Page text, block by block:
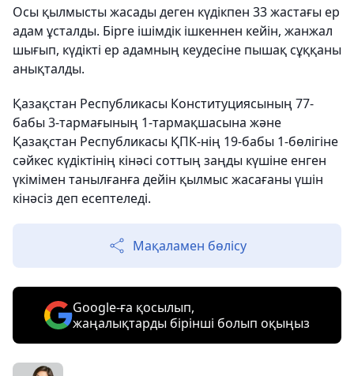
Осы қылмысты жасады деген күдікпен 33 жастағы ер
адам ұсталды. Бірге ішімдік ішкеннен кейін, жанжал
шығып, күдікті ер адамның кеудесіне пышақ сұққаны
анықталды.
Қазақстан Республикасы Конституциясының 77-
бабы 3-тармағының 1-тармақшасына және
Қазақстан Республикасы ҚПК-нің 19-бабы 1-бөлігіне
сәйкес күдіктінің кінәсі соттың заңды күшіне енген
үкімімен танылғанға дейін қылмыс жасағаны үшін
кінәсіз деп есептеледі.
Мақаламен бөлісу
Google-ға қосылып,
жаңалықтарды бірінші болып оқыңыз